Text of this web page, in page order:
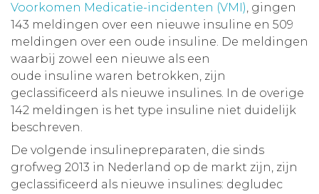
Voorkomen Medicatie-incidenten (VMI), gingen
143 meldingen over een nieuwe insuline en 509
meldingen over een oude insuline. De meldingen
waarbij zowel een nieuwe als een
oude insuline waren betrokken, zijn
geclassificeerd als nieuwe insulines. In de overige
142 meldingen is het type insuline niet duidelijk
beschreven.
De volgende insulinepreparaten, die sinds
grofweg 2013 in Nederland op de markt zijn, zijn
geclassificeerd als nieuwe insulines: degludec